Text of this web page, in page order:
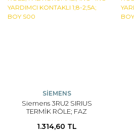
SİEMENS
Siemens 3RU2 SIRIUS
TERMİK RÖLE; FAZ
YARDIMCI KONTAKLI 1;8-
1.314,60 TL